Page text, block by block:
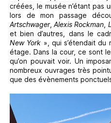
créées, le musée n’étant pas
lors de mon passage
Artschwager,Alexis Rockman
et bien d’autres, dans le
New York », qui s’étendait du
étage. Dans la cour, ce sont
qu’on pouvait voir. Un
nombreux ouvrages très
que des évènements